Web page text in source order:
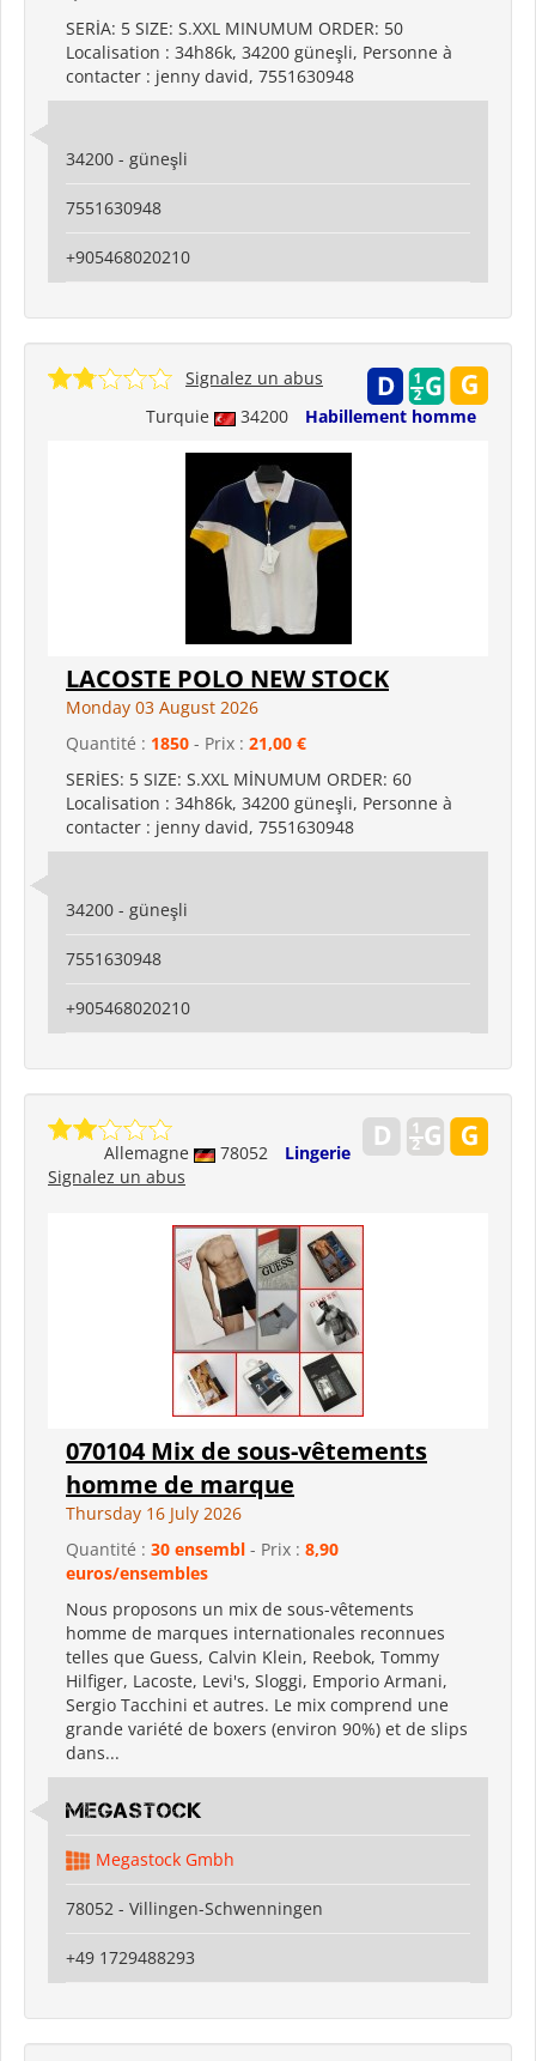
SERİA: 5 SIZE: S.XXL MINUMUM ORDER: 50
Localisation : 34h86k, 34200 güneşli, Personne à
contacter : jenny david, 7551630948
34200 - güneşli
7551630948
+905468020210
Turquie 34200 Habillement homme
Signalez un abus
LACOSTE POLO NEW STOCK
Monday 03 August 2026
Quantité : 1850 - Prix : 21,00 €
SERİES: 5 SIZE: S.XXL MİNUMUM ORDER: 60
Localisation : 34h86k, 34200 güneşli, Personne à
contacter : jenny david, 7551630948
34200 - güneşli
7551630948
+905468020210
Allemagne 78052
Lingerie
Signalez un abus
070104 Mix de sous-vêtements
homme de marque
Thursday 16 July 2026
Quantité : 30 ensembl - Prix : 8,90
euros/ensembles
Nous proposons un mix de sous-vêtements
homme de marques internationales reconnues
telles que Guess, Calvin Klein, Reebok, Tommy
Hilfiger, Lacoste, Levi's, Sloggi, Emporio Armani,
Sergio Tacchini et autres. Le mix comprend une
grande variété de boxers (environ 90%) et de slips
dans...
Megastock
Megastock Gmbh
78052 - Villingen-Schwenningen
+49 1729488293